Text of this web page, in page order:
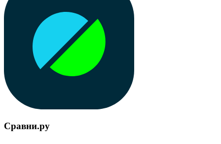
Сравни.ру